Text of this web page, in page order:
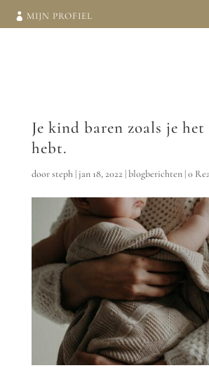
MIJN PROFIEL
Je kind baren zoals je
hebt.
doorsteph|jan 18, 2022 |blogberichten|0